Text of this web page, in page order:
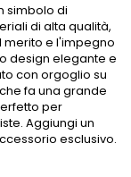
simbolo di
di alta qualità,
merito e l'impegno
design elegante e
con orgoglio su
fa una grande
per
Aggiungi un
esclusivo.